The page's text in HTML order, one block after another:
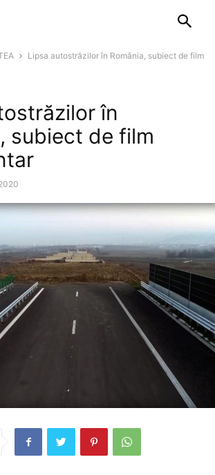
Lipsa autostrăzilor în România, subiect de film
în
subiect de film